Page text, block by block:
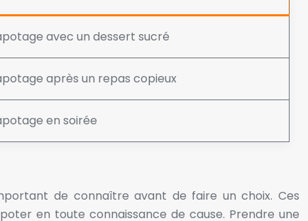
avec un dessert sucré
après un repas copieux
en soirée
de connaître avant de faire un choix. Ces
en toute connaissance de cause. Prendre une